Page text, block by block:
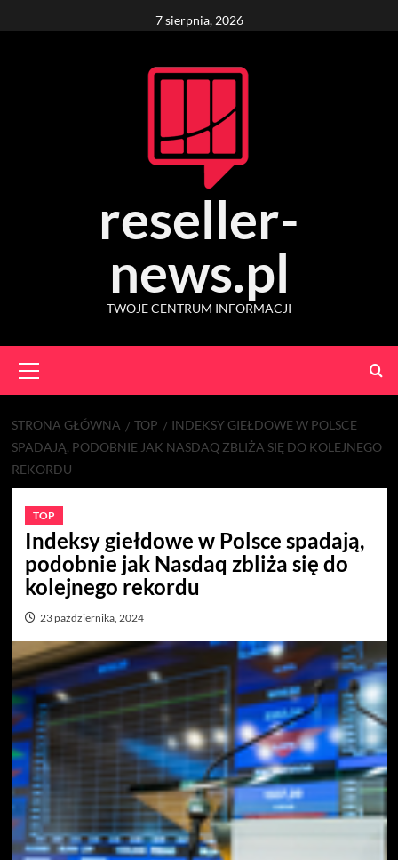
to
7 sierpnia, 2026
reseller-
news.pl
TWOJE CENTRUM INFORMACJI
Menu
STRONA GŁÓWNA TOP
INDEKSY GIEŁDOWE W POLSCE
SPADAJĄ, PODOBNIE JAK NASDAQ ZBLIŻA SIĘ DO KOLEJNEGO
REKORDU
TOP
Indeksy giełdowe w Polsce spadają,
podobnie jak Nasdaq zbliża się do
kolejnego rekordu
23 października, 2024